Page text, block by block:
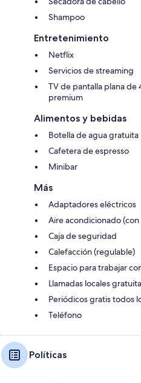
Shampoo
Entretenimiento
Netflix
Servicios de streaming
TV de pantalla plana de
premium
Alimentos y bebidas
Botella de agua gratuita
Cafetera de espresso
Minibar
Más
Adaptadores eléctricos
Aire acondicionado
Caja de seguridad
Calefacción (regulable)
Espacio para trabajar
Llamadas locales
Periódicos gratis todos
Teléfono
Políticas